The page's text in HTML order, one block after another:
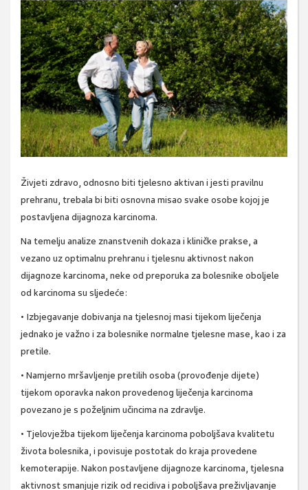
Živjeti zdravo, odnosno biti tjelesno aktivan i jesti pravilnu
prehranu, trebala bi biti osnovna misao svake osobe kojoj je
postavljena dijagnoza karcinoma.
Na temelju analize znanstvenih dokaza i kliničke prakse, a
vezano uz optimalnu prehranu i tjelesnu aktivnost nakon
dijagnoze karcinoma, neke od preporuka za bolesnike oboljele
od karcinoma su sljedeće:
• Izbjegavanje dobivanja na tjelesnoj masi tijekom liječenja
jednako je važno i za bolesnike normalne tjelesne mase, kao i za
pretile.
• Namjerno mršavljenje pretilih osoba (provođenje dijete)
tijekom oporavka nakon provedenog liječenja karcinoma
povezano je s poželjnim učincima na zdravlje.
• Tjelovježba tijekom liječenja karcinoma poboljšava kvalitetu
života bolesnika, i povisuje postotak do kraja provedene
kemoterapije. Nakon postavljene dijagnoze karcinoma, tjelesna
aktivnost smanjuje rizik od recidiva i poboljšava preživljavanje